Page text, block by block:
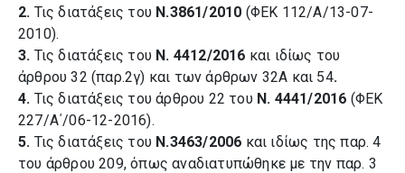
2. Τις διατάξεις του Ν.3861/2010 (ΦΕΚ 112/Α/13-07-
2010).
3. Τις διατάξεις του Ν. 4412/2016 και ιδίως του
άρθρου 32 (παρ.2γ) και των άρθρων 32Α και 54.
4. Τις διατάξεις του άρθρου 22 του Ν. 4441/2016 (ΦΕΚ
227/Α΄/06-12-2016).
5. Τις διατάξεις του Ν.3463/2006 και ιδίως της παρ. 4
του άρθρου 209, όπως αναδιατυπώθηκε με την παρ. 3